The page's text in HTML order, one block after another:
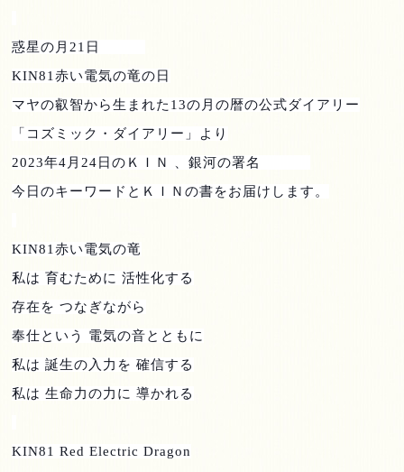
惑星の月 21 日
KIN81赤い電気の竜の日
マヤの叡智から生まれた 13の月の暦の公式ダイアリー
「コズミック・ダイアリー」より
2023年4 月 24 日のＫＩＮ 、銀河の署名
今日のキーワードとＫＩＮの書をお届けします。
KIN81赤い電気の竜
私は 育むために 活性化する
存在を つなぎながら
奉仕という 電気の音とともに
私は 誕生の入力を 確信する
私は 生命力の力に 導かれる
KIN81 Red Electric Dragon